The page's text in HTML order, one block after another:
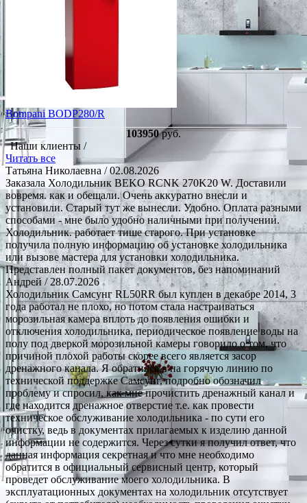
Bompani BODP280/R
103950руб.
Наши клиенты /
Читать все
Татьяна Николаевна / 02.08.2026
Заказала Холодильник BEKO RCNK 270K20 W. Доставили
вовремя. как и обещали. Очень аккуратно внесли и
установили. Старый тут же вынесли. Удобно. Оплата разными
способами - мне было удобно наличными при получении.
Холодильник. работает тише старого. При установке
получила полную информацию об установке холодильника
или вызове мастера для установки холодильника.
Представлен полный пакет документов, без напоминаний
Андрей / 28.07.2026
Холодильник Самсунг RL50RR был куплен в декабре 2014, 3
года работал не плохо, но потом стала настраиваться
морозильная камера вплоть до появления ошибки и
отключения холодильника, периодическое появление воды на
полу под дверкой морозильной камеры говорило о том, что
причиной плохой работы скорее всего является засор
дренажного канала. Я обратился в на горячую линию по
технической поддержке Самсунг, подробно обозначил
проблему и спросил, как мне прочистить дренажный канал и
где находится дренажное отверстие т.е. как провести
техническое обслуживание холодильника - по сути его
очистку, ведь в документах прилагаемых к изделию данной
информации не содержится. Через сутки я получил ответ, что
данная информация секретная и что мне необходимо
обратится в официальный сервисный центр, который
проведет обслуживание моего холодильника. В
эксплуатационных документах на холодильник отсутствует